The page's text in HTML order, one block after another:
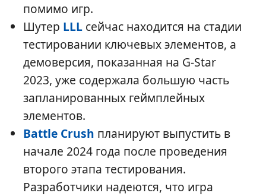
помимо игр.
Шутер LLLсейчас находится на стадии
тестировании ключевых элементов, а
демоверсия, показанная на G-Star
2023, уже содержала большую часть
запланированных геймплейных
элементов.
Battle Crush планируют выпустить в
начале 2024 года после проведения
второго этапа тестирования.
Разработчики надеются, что игра